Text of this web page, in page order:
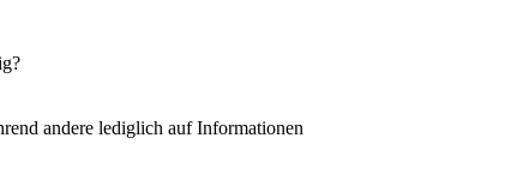
andere lediglich auf Informationen